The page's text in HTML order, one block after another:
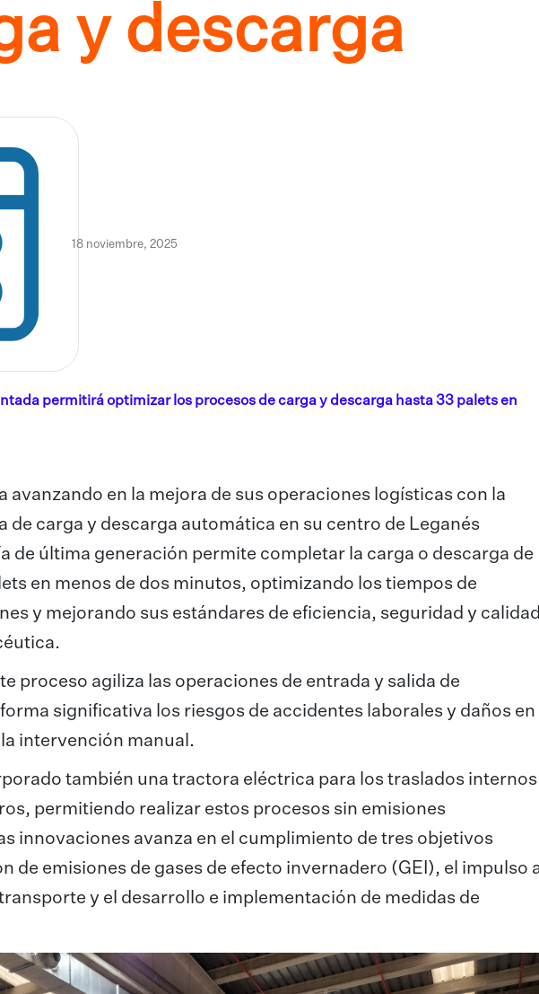
y descarga
18 noviembre, 2025
permitirá optimizar los procesos de carga y descarga hasta 33 palets en
avanzando en la mejora de sus operaciones logísticas con la
de carga y descarga automática en su centro de Leganés
de última generación permite completar la carga o descarga de
en menos de dos minutos, optimizando los tiempos de
y mejorando sus estándares de eficiencia, seguridad y
proceso agiliza las operaciones de entrada y salida de
significativa los riesgos de accidentes laborales y daños en
intervención manual.
también una tractora eléctrica para los traslados internos
permitiendo realizar estos procesos sin emisiones
innovaciones avanza en el cumplimiento de tres objetivos
de emisiones de gases de efecto invernadero (GEI), el impulso
y el desarrollo e implementación de medidas de